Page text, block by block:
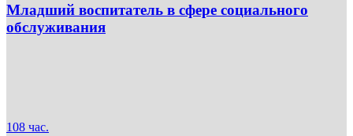
Младший воспитатель в сфере социального
обслуживания
108 час.